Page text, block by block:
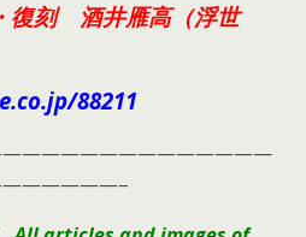
復刻 酒井雁高（浮世
88211